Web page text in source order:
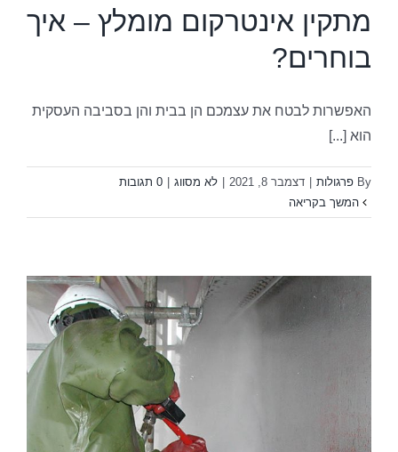
מתקין אינטרקום מומלץ – איך
בוחרים?
האפשרות לבטח את עצמכם הן בבית והן בסביבה העסקית
הוא [...]
By פרגולות דצמבר 8, 2021 לא מסווג
0 תגובות
המשך בקריאה